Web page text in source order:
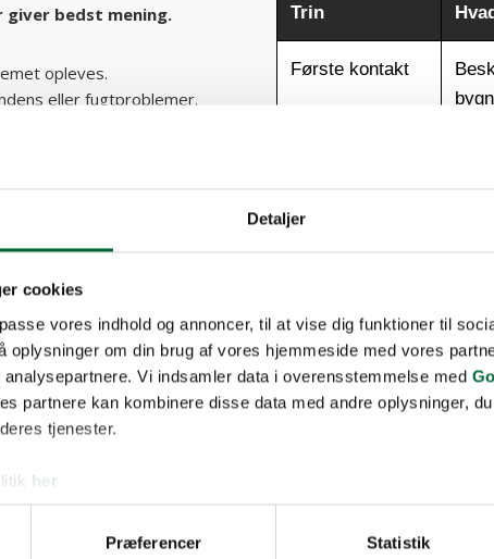
Detaljer
cookies
vores indhold og annoncer, til at vise dig funktioner til
oplysninger om din brug af vores hjemmeside med vores
Vi indsamler data i overensstemmelse med
partnere kan kombinere disse data med andre oplysninger,
tjenester.
her
Præferencer Statistik
bedst mening.
opleves.
eller fugtproblemer.
giver mistanke.
forklaret tydeligt.
almindelig henvendelse via
bygningstype, symptomer og
kontakt, fordi oplysninger
rum hjælper med at
foretages der typisk en grundig
af de områder, hvor der er
suppleres
materialer, så der kan skabes
boligejere er det en lettelse at få
indtil det bliver undersøgt
ikke bare om at bekræfte
eller renser forkert.
Trin
Første kontakt
Prøver ved
behov
Rapport og
Hvis du vil i gang uden at
fagperson ud, før du selv